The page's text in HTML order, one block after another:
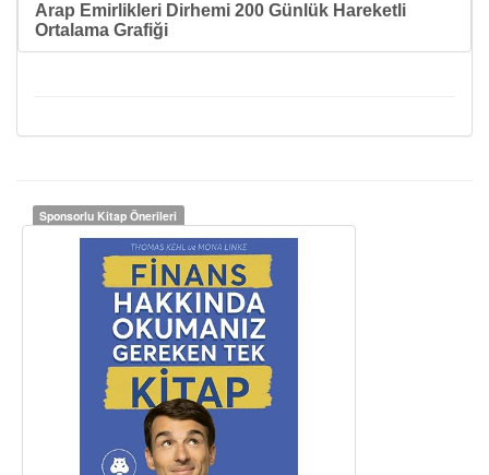
Arap Emirlikleri Dirhemi 200 Günlük Hareketli
Ortalama Grafiği
Sponsorlu Kitap Önerileri